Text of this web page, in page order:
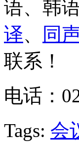
语、韩
译、 同
联系！
电话：
Tags: 会